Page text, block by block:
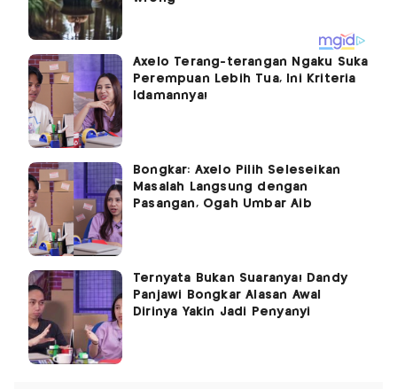
Axelo Terang-terangan Ngaku Suka
Perempuan Lebih Tua, Ini Kriteria
Idamannya!
Bongkar: Axelo Pilih Seleseikan
Masalah Langsung dengan
Pasangan, Ogah Umbar Aib
Ternyata Bukan Suaranya! Dandy
Panjawi Bongkar Alasan Awal
Dirinya Yakin Jadi Penyanyi